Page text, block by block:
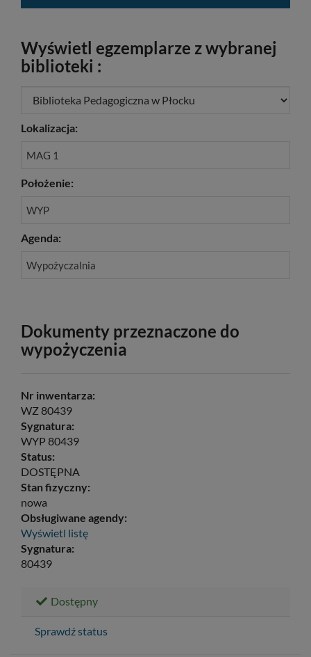
Wyświetl egzemplarze z wybranej
biblioteki :
Lokalizacja:
MAG 1
Położenie:
WYP
Agenda:
Wypożyczalnia
Dokumenty przeznaczone do
wypożyczenia
Nr inwentarza:
WZ 80439
Sygnatura:
WYP 80439
Status:
DOSTĘPNA
Stan fizyczny:
nowa
Obsługiwane agendy:
Wyświetl listę
Sygnatura:
80439
Dostępny
Sprawdź status